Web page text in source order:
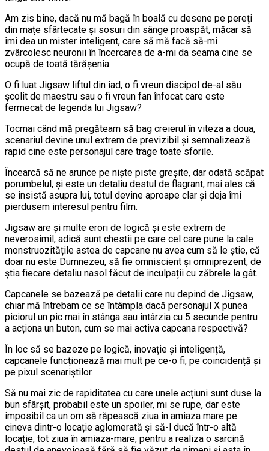
Am zis bine, dacă nu mă bagă în boală cu desene pe pereți
din mațe sfârtecate și sosuri din sânge proaspăt, măcar să
îmi dea un mister inteligent, care să mă facă să-mi
zvârcolesc neuronii în încercarea de a-mi da seama cine se
ocupă de toată tărășenia.
O fi luat Jigsaw liftul din iad, o fi vreun discipol de-al său
școlit de maestru sau o fi vreun fan înfocat care este
fermecat de legenda lui Jigsaw?
Tocmai când mă pregăteam să bag creierul în viteza a doua,
scenariul devine unul extrem de previzibil și semnalizează
rapid cine este personajul care trage toate sforile.
Încearcă să ne arunce pe niște piste greșite, dar odată scăpat
porumbelul, și este un detaliu destul de flagrant, mai ales că
se insistă asupra lui, totul devine aproape clar și deja îmi
pierdusem interesul pentru film.
Jigsaw are și multe erori de logică și este extrem de
neverosimil, adică sunt chestii pe care cel care pune la cale
monstruozitățile astea de capcane nu avea cum să le știe, că
doar nu este Dumnezeu, să fie omniscient și omniprezent, de
știa fiecare detaliu nasol făcut de inculpații cu zăbrele la gât.
Capcanele se bazează pe detalii care nu depind de Jigsaw,
chiar mă întrebam ce se întâmpla dacă personajul X punea
piciorul un pic mai în stânga sau întârzia cu 5 secunde pentru
a acționa un buton, cum se mai activa capcana respectivă?
În loc să se bazeze pe logică, inovație și inteligență,
capcanele funcționează mai mult pe ce-o fi, pe coincidență și
pe pixul scenariștilor.
Să nu mai zic de rapiditatea cu care unele acțiuni sunt duse la
bun sfârșit, probabil este un spoiler, mi se rupe, dar este
imposibil ca un om să răpească ziua în amiaza mare pe
cineva dintr-o locație aglomerată și să-l ducă într-o altă
locație, tot ziua în amiaza-mare, pentru a realiza o sarcină